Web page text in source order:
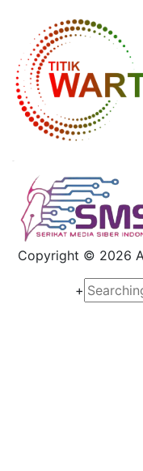
Copyright © 2026
+